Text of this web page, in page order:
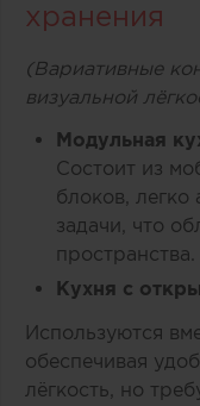
хранения
(Вариативные
визуальной
Модульная
Состоит из
блоков,
задачи, что
пространства.
Кухня с
Используются
обеспечивая
лёгкость, но